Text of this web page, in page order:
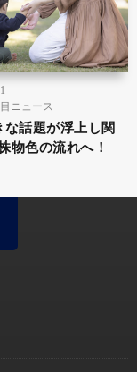
ニュース
な話題が浮上し関
物色の流れへ！